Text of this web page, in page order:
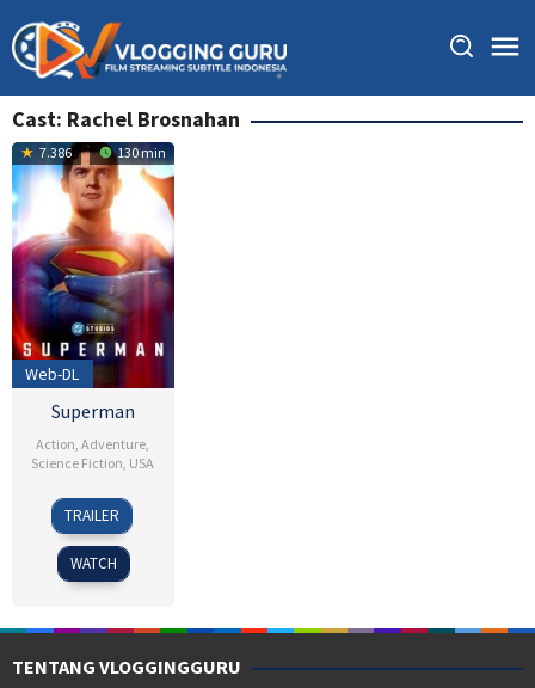
to
content
Cast: Rachel Brosnahan
7.386 130 min
Web-DL
Superman
Action ,Adventure
Science Fiction USA
9
Jul
2025
James
Gunn
TRAILER
WATCH
TENTANG VLOGGINGGURU